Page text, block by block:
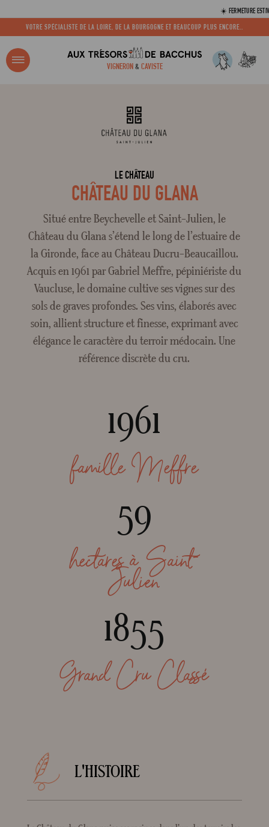
☀️ FERMETURE
VOTRE SPÉCIALISTE DE LA LOIRE, DE LA BOURGOGNE ET BEAUCOUP PLUS ENCORE..
VIGNERON& CAVISTE
Mot de
?
LE CHÂTEAU
CHÂTEAU DU GLANA
Situé entre Beychevelle et Saint-Julien, le
Château du Glana s’étend le long de l’estuaire de
la Gironde, face au Château Ducru-Beaucaillou.
Acquis en 1961 par Gabriel Meffre, pépiniériste du
Vaucluse, le domaine cultive ses vignes sur des
sols de graves profondes. Ses vins, élaborés avec
soin, allient structure et finesse, exprimant avec
élégance le caractère du terroir médocain. Une
référence discrète du cru.
1961
famille Meffre
59
hectares à Saint-
Julien
1855
Grand Cru Classé
L'HISTOIRE